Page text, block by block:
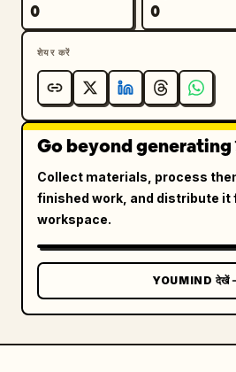
0 0
शेयर करें
Go beyond generating
Collect materials, process
finished work, and distribute it
workspace.
YOUMIND देखें